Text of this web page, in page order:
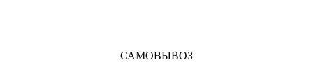
САМОВЫВОЗ